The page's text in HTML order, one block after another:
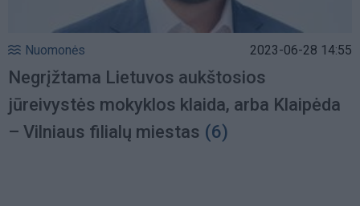
Nuomonės 2023-06-28 14:55
Negrįžtama Lietuvos aukštosios
jūreivystės mokyklos klaida, arba Klaipėda
– Vilniaus filialų miestas (6)